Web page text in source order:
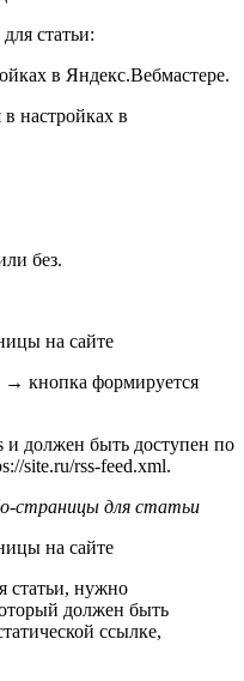
статьи:
в Яндекс.Вебмастере.
настройках в
без.
→ кнопка формируется
должен быть доступен по
site.ru/rss-feed.xml.
страницы для статьи
статьи, нужно
должен быть
ссылке,